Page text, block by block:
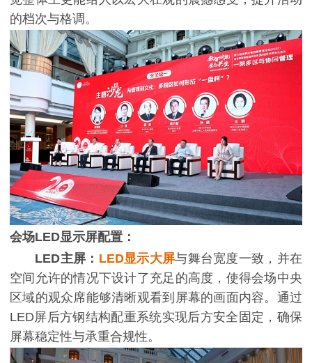
的档次与格调。
会场LED显示屏配置：
LED主屏： LED显示大屏与舞台宽度一致，并在
空间允许的情况下设计了充足的高度，使得会场中央
区域的观众席能够清晰观看到屏幕的画面内容。通过
LED屏后方钢结构配重系统实现后方安全固定，确保
屏幕稳定性与承重合规性。